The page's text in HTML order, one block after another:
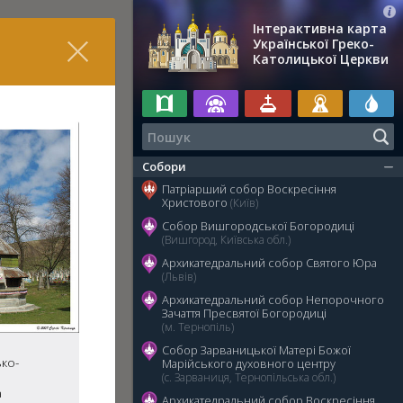
Інтерактивна карта
Української Греко-
Католицької Церкви
Собори
Патріарший собор Воскресіння
Христового (Київ)
Собор Вишгородської Богородиці
(Вишгород, Київська обл.)
Архикатедральний собор Святого Юра
(Львів)
Архикатедральний собор Непорочного
Зачаття Пресвятої Богородиці
(м. Тернопіль)
Собор Зарваницької Матері Божої
Марійського духовного центру
(с. Зарваниця, Тернопільська обл.)